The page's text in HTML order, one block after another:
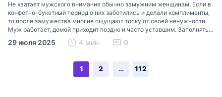
Не хватает мужского внимания обычно замужним женщинам. Если в
конфетно-букетный период о них заботились и делали комплименты,
то после замужества многие ощущают тоску от своей ненужности.
Муж работает, домой приходит поздно и часто уставшим. Заполнять
образовавшуюся пустоту помогают дети. Но, помимо…
29 июля 2025 4 мин. 0
1 2 … 112